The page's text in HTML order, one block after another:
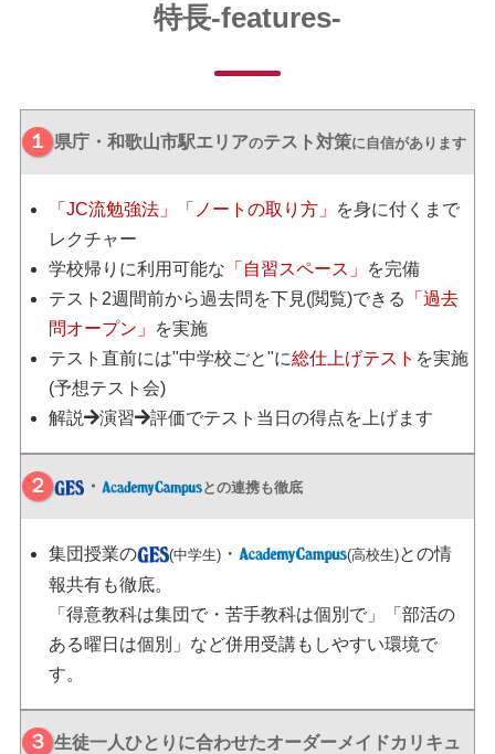
特長-features-
県庁・和歌山市駅エリアのテスト対策に自信があります
「JC流勉強法」「ノートの取り方」
を身に付くまで
レクチャー
学校帰りに利用可能な 「自習スペース」
を完備
テスト2週間前から過去問を下見(閲覧)できる 「過去
問オープン」
を実施
テスト直前には"中学校ごと"に総仕上げテスト を実施
(予想テスト会)
解説
演習 評価でテスト当日の得点を上げます
・ との連携も徹底
集団授業の (中学生)・ (高校生)との情
報共有も徹底。
「得意教科は集団で・苦手教科は個別で」「部活の
ある曜日は個別」など併用受講もしやすい環境で
す。
生徒一人ひとりに合わせたオーダーメイドカリキュ